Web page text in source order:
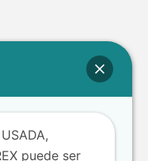
puede ser